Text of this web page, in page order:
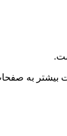
به صفحات